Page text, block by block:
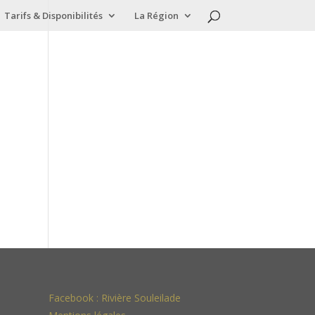
Tarifs & Disponibilités La Région
Facebook : Rivière Souleilade